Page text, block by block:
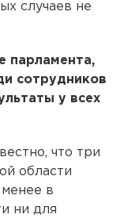
случаев не
парламента,
сотрудников
у всех
что три
области
в
ни для